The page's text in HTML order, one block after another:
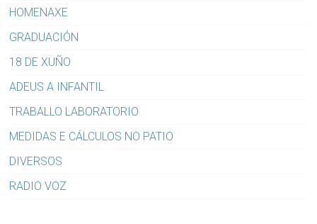
HOMENAXE
GRADUACIÓN
18 DE XUÑO
ADEUS A INFANTIL
TRABALLO LABORATORIO
MEDIDAS E CÁLCULOS NO PATIO
DIVERSOS
RADIO VOZ